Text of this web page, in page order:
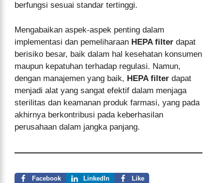
berfungsi sesuai standar tertinggi.
Mengabaikan aspek-aspek penting dalam
implementasi dan pemeliharaan HEPA filter dapat
berisiko besar, baik dalam hal kesehatan konsumen
maupun kepatuhan terhadap regulasi. Namun,
dengan manajemen yang baik, HEPA filter dapat
menjadi alat yang sangat efektif dalam menjaga
sterilitas dan keamanan produk farmasi, yang pada
akhirnya berkontribusi pada keberhasilan
perusahaan dalam jangka panjang.
Facebook LinkedIn Like